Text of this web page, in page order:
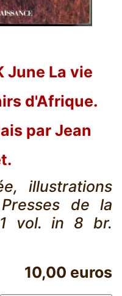
June La vie
d'Afrique.
par Jean
illustrations
de la
vol. in 8 br.
10,00 euros